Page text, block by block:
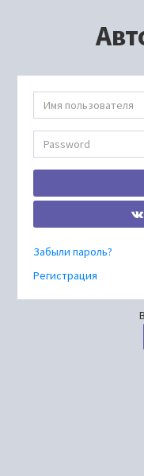
Забыли пароль?
Регистрация